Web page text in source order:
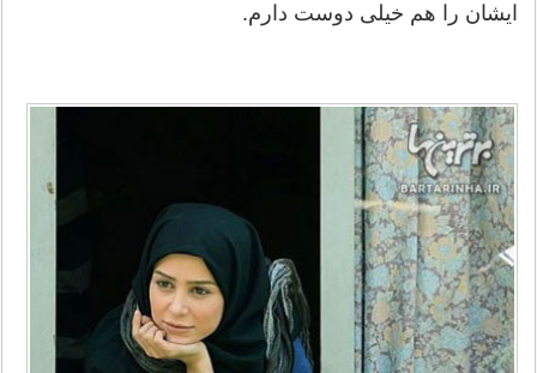
ایشان را هم خیلی دوست دارم.